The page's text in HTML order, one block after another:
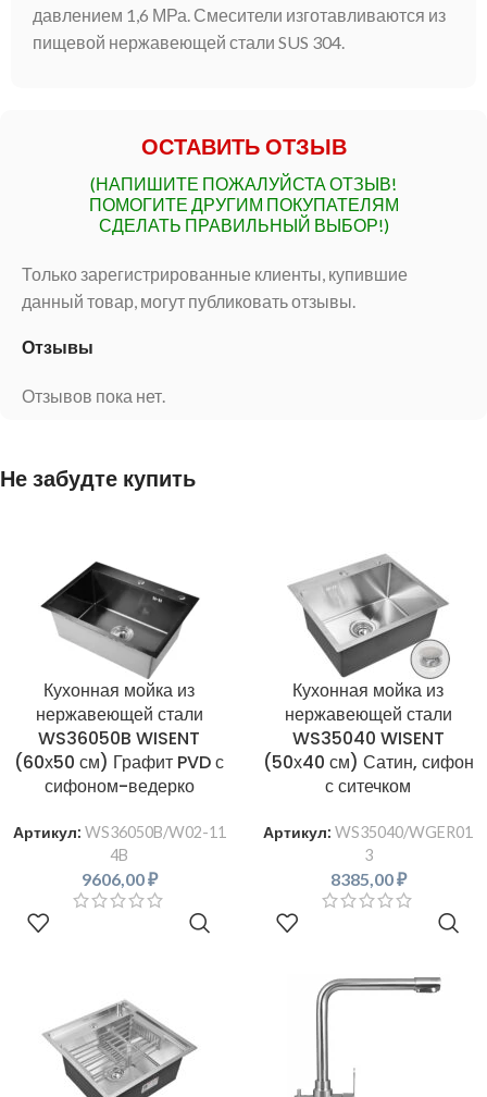
давлением 1,6 МРа. Смесители изготавливаются из
пищевой нержавеющей стали SUS 304.
ОСТАВИТЬ ОТЗЫВ
(НАПИШИТЕ ПОЖАЛУЙСТА ОТЗЫВ!
ПОМОГИТЕ ДРУГИМ ПОКУПАТЕЛЯМ
СДЕЛАТЬ ПРАВИЛЬНЫЙ ВЫБОР!)
Отзывы
Отзывов пока нет.
Только зарегистрированные клиенты, купившие
данный товар, могут публиковать отзывы.
Не забудте купить
Кухонная мойка из
нержавеющей стали
WS36050B WISENT
(60х50 см) Графит PVD с
сифоном-ведерко
Артикул: WS36050B/W02-11
4B
9606,00₽
Кухонная мойка из
нержавеющей стали
WS35040 WISENT
(50х40 см) Сатин, сифон
с ситечком
Артикул: WS35040/WGER01
3
8385,00₽